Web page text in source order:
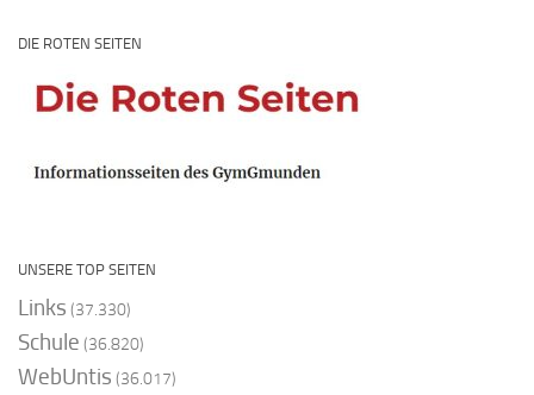
DIE ROTEN SEITEN
UNSERE TOP SEITEN
Links (37.330)
Schule (36.820)
WebUntis (36.017)